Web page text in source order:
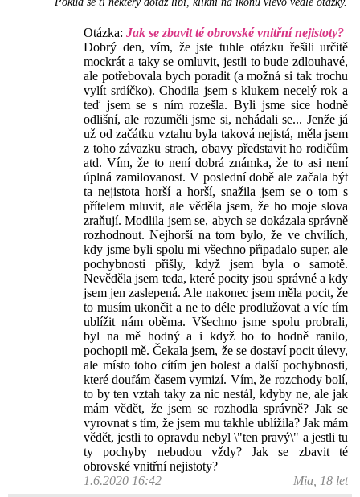
Otázka: Jak se zbavit té obrovské vnitřní nejistoty?
Dobrý den, vím, že jste tuhle otázku řešili určitě
mockrát a taky se omluvit, jestli to bude zdlouhavé,
ale potřebovala bych poradit (a možná si tak trochu
vylít srdíčko). Chodila jsem s klukem necelý rok a
teď jsem se s ním rozešla. Byli jsme sice hodně
odlišní, ale rozuměli jsme si, nehádali se... Jenže já
už od začátku vztahu byla taková nejistá, měla jsem
z toho závazku strach, obavy představit ho rodičům
atd. Vím, že to není dobrá známka, že to asi není
úplná zamilovanost. V poslední době ale začala být
ta nejistota horší a horší, snažila jsem se o tom s
přítelem mluvit, ale věděla jsem, že ho moje slova
zraňují. Modlila jsem se, abych se dokázala správně
rozhodnout. Nejhorší na tom bylo, že ve chvílích,
kdy jsme byli spolu mi všechno připadalo super, ale
pochybnosti přišly, když jsem byla o samotě.
Nevěděla jsem teda, které pocity jsou správné a kdy
jsem jen zaslepená. Ale nakonec jsem měla pocit, že
to musím ukončit a ne to déle prodlužovat a víc tím
ublížit nám oběma. Všechno jsme spolu probrali,
byl na mě hodný a i když ho to hodně ranilo,
pochopil mě. Čekala jsem, že se dostaví pocit úlevy,
ale místo toho cítím jen bolest a další pochybnosti,
které doufám časem vymizí. Vím, že rozchody bolí,
to by ten vztah taky za nic nestál, kdyby ne, ale jak
mám vědět, že jsem se rozhodla správně? Jak se
vyrovnat s tím, že jsem mu takhle ublížila? Jak mám
vědět, jestli to opravdu nebyl \"ten pravý\" a jestli tu
ty pochyby nebudou vždy? Jak se zbavit té
obrovské vnitřní nejistoty?
1.6.2020 16:42
Mia, 18 let